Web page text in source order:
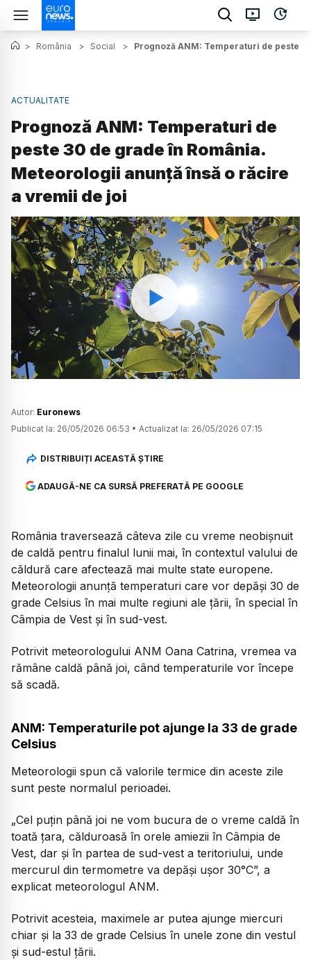
> România > Social > Prognoză ANM: Temperaturi de peste
ACTUALITATE
Prognoză ANM: Temperaturi de
peste 30 de grade în România.
Meteorologii anunță însă o răcire
a vremii de joi
Watch
Autor: Euronews
Publicat la: 26/05/2026 06:53 • Actualizat la: 26/05/2026 07:15
DISTRIBUIȚI ACEASTĂ ȘTIRE
ADAUGĂ-NE CA SURSĂ PREFERATĂ PE GOOGLE
România traversează câteva zile cu vreme neobișnuit
de caldă pentru finalul lunii mai, în contextul valului de
căldură care afectează mai multe state europene.
Meteorologii anunță temperaturi care vor depăși 30 de
grade Celsius în mai multe regiuni ale țării, în special în
Câmpia de Vest și în sud-vest.
Potrivit meteorologului ANM Oana Catrina, vremea va
rămâne caldă până joi, când temperaturile vor începe
să scadă.
ANM: Temperaturile pot ajunge la 33 de grade
Celsius
Meteorologii spun că valorile termice din aceste zile
sunt peste normalul perioadei.
„Cel puțin până joi ne vom bucura de o vreme caldă în
toată țara, călduroasă în orele amiezii în Câmpia de
Vest, dar și în partea de sud-vest a teritoriului, unde
mercurul din termometre va depăși ușor 30°C”, a
explicat meteorologul ANM.
Potrivit acesteia, maximele ar putea ajunge miercuri
chiar și la 33 de grade Celsius în unele zone din vestul
și sud-estul țării.